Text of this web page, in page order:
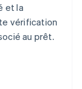
et la
vérification
au prêt.